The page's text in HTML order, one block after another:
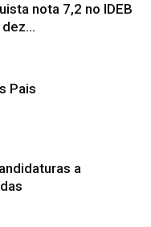
nota 7,2 no IDEB
Pais
a